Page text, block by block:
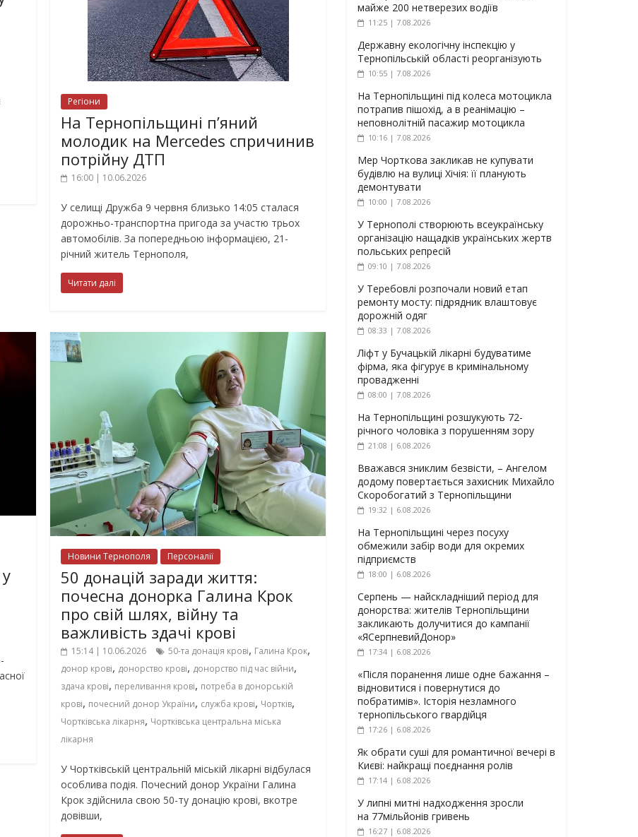
Регіони
На Тернопільщині п’яний
молодик на Mercedes спричинив
потрійну ДТП
16:00 | 10.06.2026
У селищі Дружба 9 червня близько 14:05 сталася
дорожньо-транспортна пригода за участю трьох
автомобілів. За попередньою інформацією, 21-
річний житель Тернополя,
Читати далі
Новини Тернополя Персоналії
50 донацій заради життя:
почесна донорка Галина Крок
про свій шлях, війну та
важливість здачі крові
15:14 | 10.06.2026 50-та донація крові, Галина Крок,
донор крові, донорство крові, донорство під час війни,
здача крові, переливання крові, потреба в донорській
крові, почесний донор України, служба крові, Чортків,
Чортківська лікарня, Чортківська центральна міська
лікарня
У Чортківській центральній міській лікарні відбулася
особлива подія. Почесний донор України Галина
Крок здійснила свою 50-ту донацію крові, вкотре
довівши,
майже 200 нетверезих водіїв
11:25 | 7.08.2026
Державну екологічну інспекцію у
Тернопільській області реорганізують
10:55 | 7.08.2026
На Тернопільщині під колеса мотоцикла
потрапив пішохід, а в реанімацію –
неповнолітній пасажир мотоцикла
10:16 | 7.08.2026
Мер Чорткова закликав не купувати
будівлю на вулиці Хічія: її планують
демонтувати
10:00 | 7.08.2026
У Тернополі створюють всеукраїнську
організацію нащадків українських жертв
польських репресій
09:10 | 7.08.2026
У Теребовлі розпочали новий етап
ремонту мосту: підрядник влаштовує
дорожній одяг
08:33 | 7.08.2026
Ліфт у Бучацькій лікарні будуватиме
фірма, яка фігурує в кримінальному
провадженні
08:00 | 7.08.2026
На Тернопільщині розшукують 72-
річного чоловіка з порушенням зору
21:08 | 6.08.2026
Вважався зниклим безвісти, – Ангелом
додому повертається захисник Михайло
Скоробогатий з Тернопільщини
19:32 | 6.08.2026
На Тернопільщині через посуху
обмежили забір води для окремих
підприємств
18:00 | 6.08.2026
Серпень — найскладніший період для
донорства: жителів Тернопільщини
закликають долучитися до кампанії
«ЯСерпневийДонор»
17:34 | 6.08.2026
«Після поранення лише одне бажання –
відновитися і повернутися до
побратимів». Історія незламного
тернопільського гвардійця
17:26 | 6.08.2026
Як обрати суші для романтичної вечері в
Києві: найкращі поєднання ролів
17:14 | 6.08.2026
У липні митні надходження зросли
на 77мільйонів гривень
16:27 | 6.08.2026